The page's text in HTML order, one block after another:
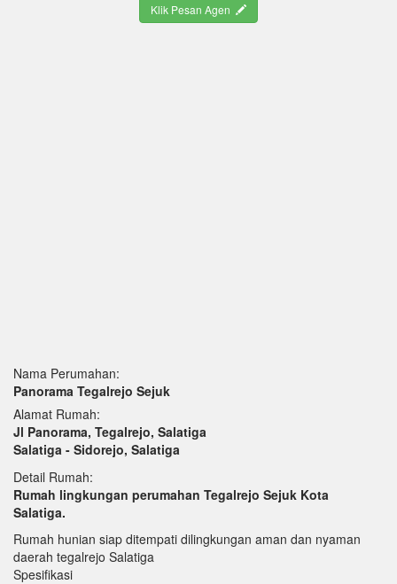
Klik Pesan Agen
Nama Perumahan:
Panorama Tegalrejo Sejuk
Alamat Rumah:
Jl Panorama, Tegalrejo, Salatiga
Salatiga - Sidorejo, Salatiga
Detail Rumah:
Rumah lingkungan perumahan Tegalrejo Sejuk Kota
Salatiga.
Rumah hunian siap ditempati dilingkungan aman dan nyaman
daerah tegalrejo Salatiga
Spesifikasi